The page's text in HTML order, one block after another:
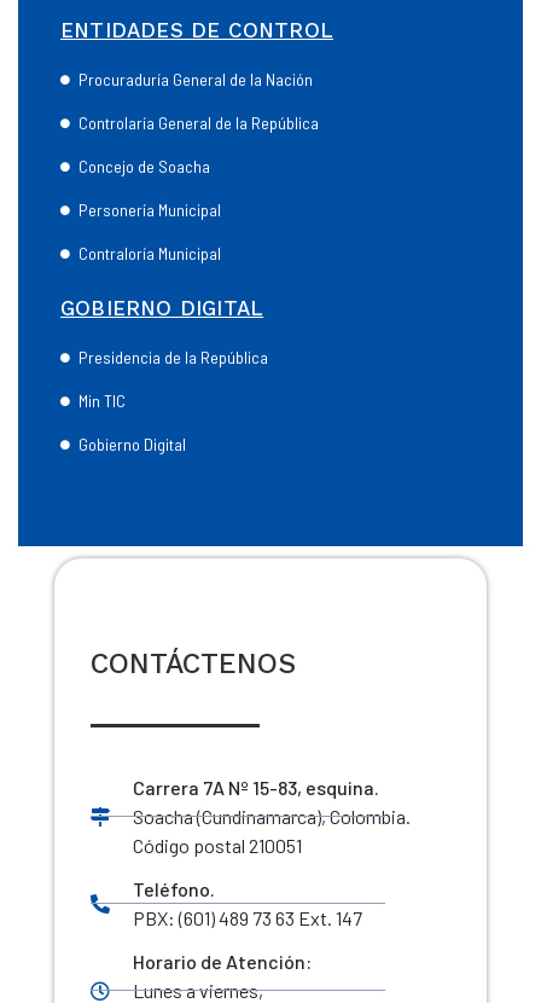
ENTIDADES DE CONTROL
Procuraduría General de la Nación
Controlaría General de la República
Concejo de Soacha
Personería Municipal
Contraloría Municipal
GOBIERNO DIGITAL
Presidencia de la República
Min TIC
Gobierno Digital
CONTÁCTENOS
Carrera 7A Nº 15-83, esquina.
Soacha (Cundinamarca), Colombia.
Código postal 210051
Teléfono.
PBX: (601) 489 73 63 Ext. 147
Horario de Atención:
Lunes a viernes,